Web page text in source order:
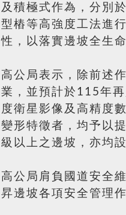
及積極式作為，分別
型樁等高強度工法進
性，以落實邊坡全生
高公局表示，除前述
業，並預計於115年
度衛星影像及高精度
變形特徵者，均予以
級以上之邊坡，亦均
高公局肩負國道安全
昇邊坡各項安全管理